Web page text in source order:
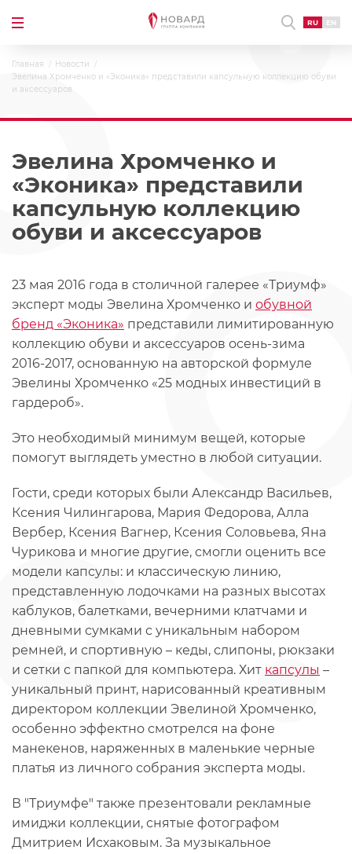
RU EN
Главная
Новости
Эвелина Хромченко и «Эконика» представили капсульную коллекцию обуви
и аксессуаров
Эвелина Хромченко и
«Эконика» представили
капсульную коллекцию
обуви и аксессуаров
23 мая 2016 года в столичной галерее «Триумф»
эксперт моды Эвелина Хромченко и обувной
бренд «Эконика» представили лимитированную
коллекцию обуви и аксессуаров осень-зима
2016-2017, основанную на авторской формуле
Эвелины Хромченко «25 модных инвестиций в
гардероб».
Это необходимый минимум вещей, которые
помогут выглядеть уместно в любой ситуации.
Гости, среди которых были Александр Васильев,
Ксения Чилингарова, Мария Федорова, Алла
Вербер, Ксения Вагнер, Ксения Соловьева, Яна
Чурикова и многие другие, смогли оценить все
модели капсулы: и классическую линию,
представленную лодочками на разных высотах
каблуков, балетками, вечерними клатчами и
дневными сумками с уникальным набором
ремней, и спортивную – кеды, слипоны, рюкзаки
и сетки с папкой для компьютера. Хит капсулы –
уникальный принт, нарисованный креативным
директором коллекции Эвелиной Хромченко,
особенно эффектно смотрелся на фоне
манекенов, наряженных в маленькие черные
платья из личного собрания эксперта моды.
В "Триумфе" также презентовали рекламные
имиджи коллекции, снятые фотографом
Дмитрием Исхаковым. За музыкальное